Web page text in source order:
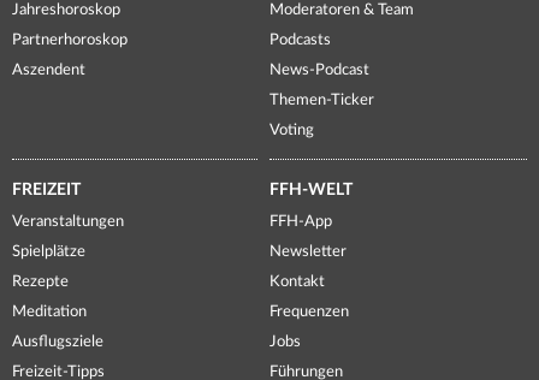
Jahreshoroskop
Partnerhoroskop
Aszendent
Moderatoren & Team
Podcasts
News-Podcast
Themen-Ticker
Voting
FREIZEIT
Veranstaltungen
Spielplätze
Rezepte
Meditation
Ausflugsziele
Freizeit-Tipps
FFH-WELT
FFH-App
Newsletter
Kontakt
Frequenzen
Jobs
Führungen